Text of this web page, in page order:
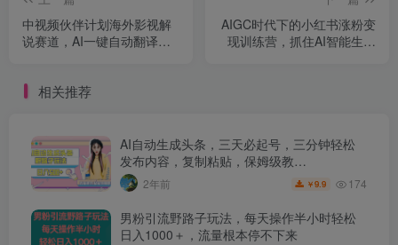
中视频伙伴计划海外影视解
说赛道，AI一键自动翻译配
AIGC时代下的小红书涨粉变
现训练营，抓住AI智能生成
相关推荐
AI自动生成头条，三天必起号，三分钟轻松
发布内容，复制粘贴，保姆级教…
2年前 ￥9.9 174
男粉引流野路子玩法，每天操作半小时轻松
日入1000＋，流量根本停不下来